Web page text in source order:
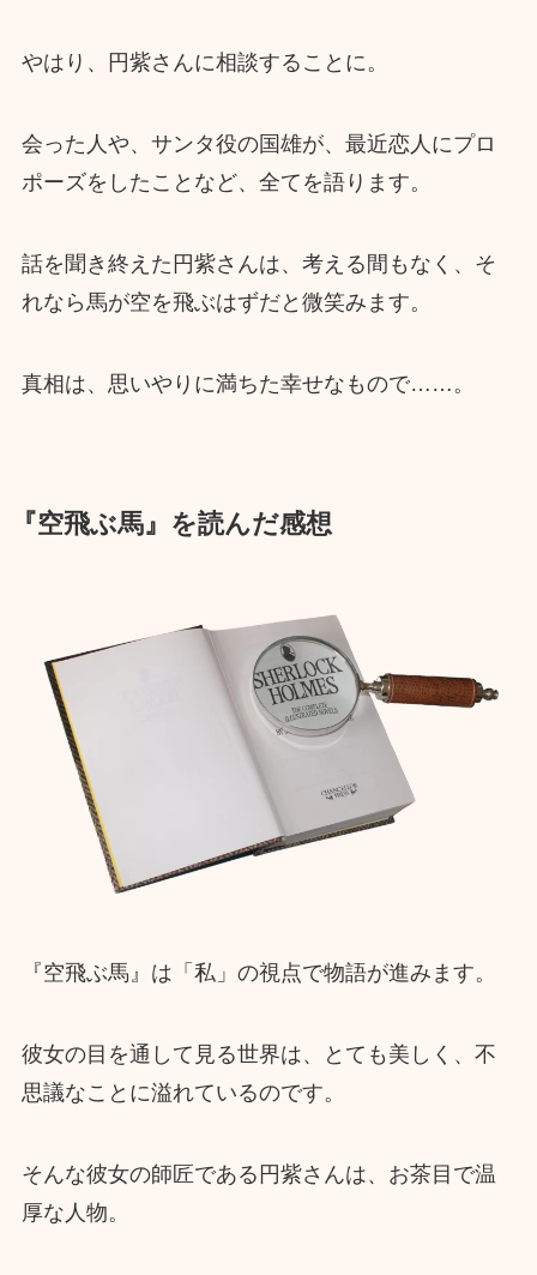
やはり、円紫さんに相談することに。
会った人や、サンタ役の国雄が、最近恋人にプロ
ポーズをしたことなど、全てを語ります。
話を聞き終えた円紫さんは、考える間もなく、そ
れなら馬が空を飛ぶはずだと微笑みます。
真相は、思いやりに満ちた幸せなもので……。
『空飛ぶ馬』を読んだ感想
『空飛ぶ馬』は「私」の視点で物語が進みます。
彼女の目を通して見る世界は、とても美しく、不
思議なことに溢れているのです。
そんな彼女の師匠である円紫さんは、お茶目で温
厚な人物。